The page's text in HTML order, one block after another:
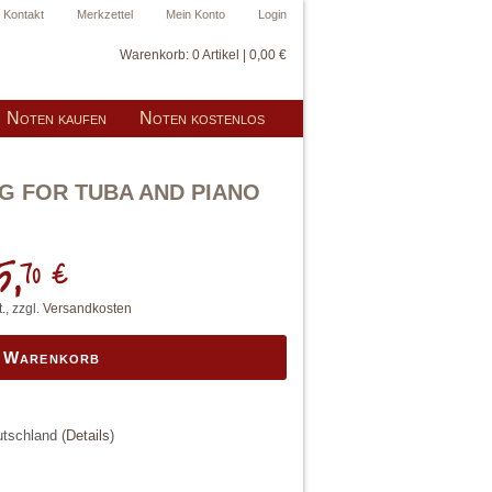
Login
Mein Konto
Merkzettel
Kontakt
Warenkorb: 0 Artikel | 0,00 €
Noten kaufen Noten kostenlos
FOR TUBA AND PIANO
70 €
zzgl. Versandkosten
Warenkorb
(Details)